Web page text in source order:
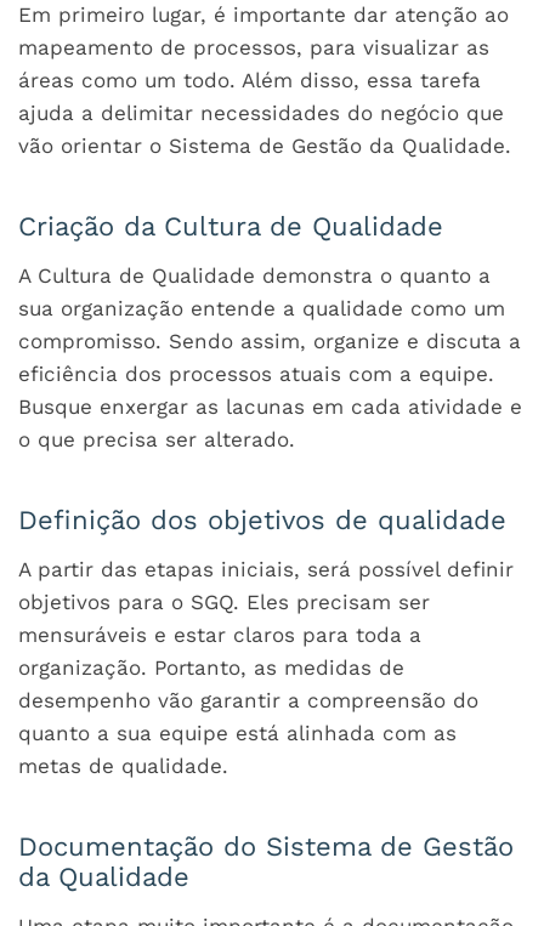
Em primeiro lugar, é importante dar atenção ao
mapeamento de processos, para visualizar as
áreas como um todo. Além disso, essa tarefa
ajuda a delimitar necessidades do negócio que
vão orientar o Sistema de Gestão da Qualidade.
Criação da Cultura de Qualidade
A Cultura de Qualidade demonstra o quanto a
sua organização entende a qualidade como um
compromisso. Sendo assim, organize e discuta a
eficiência dos processos atuais com a equipe.
Busque enxergar as lacunas em cada atividade e
o que precisa ser alterado.
Definição dos objetivos de qualidade
A partir das etapas iniciais, será possível definir
objetivos para o SGQ. Eles precisam ser
mensuráveis e estar claros para toda a
organização. Portanto, as medidas de
desempenho vão garantir a compreensão do
quanto a sua equipe está alinhada com as
metas de qualidade.
Documentação do Sistema de Gestão
da Qualidade